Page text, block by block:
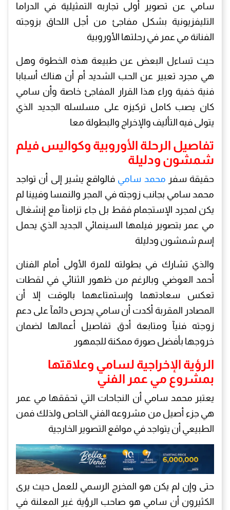
سامي عن تصوير أولى تجاربه التمثيلية في الدراما
التليفزيونية بشكل مفاجئ من أجل اللحاق بزوجته
الفنانة مي عمر في رحلتها الأوروبية
حيث تساءل البعض عن طبيعة هذه الخطوة وهل
هي مجرد تعبير عن الحب الشديد أم أن هناك أسبابا
فنية خفية وراء هذا القرار المفاجئ خاصة وأن سامي
كان يصب كامل تركيزه على مسلسله الجديد الذي
يتولى فيه التأليف والإخراج والبطولة معا
تفاصيل الرحلة الأوروبية وكواليس فيلم
شمشون ودليلة
حقيقة سفر محمد سامي فالواقع يشير إلى أن تواجد
محمد سامي بجانب زوجته في المجر والنمسا وفيينا لم
يكن لمجرد الإستجمام فقط بل جاء تزامنآ مع إنشغال
مي عمر بتصوير فيلمها السينمائي الجديد الذي يحمل
إسم شمشون ودليلة
والذي تشارك في بطولته للمرة الأولى أمام الفنان
أحمد العوضي وبالرغم من ظهور الثنائي في لقطات
تعكس سعادتهما وإستمتاعهما بالوقت إلا أن
المصادر المقربة أكدت أن سامي يحرص دائمآ على دعم
زوجته فنيآ ومتابعة أدق تفاصيل أعمالها لضمان
خروجها بأفضل صورة ممكنة للجمهور
الرؤية الإخراجية لسامي وعلاقتها
بمشروع مي عمر الفني
يعتبر محمد سامي أن النجاحات التي تحققها مي عمر
هي جزء أصيل من مشروعه الفني الخاص ولذلك فمن
الطبيعي أن يتواجد في مواقع التصوير الخارجية
حتى وإن لم يكن هو المخرج الرسمي للعمل حيث يرى
الكثيرون أن سامي هو صاحب الرؤية غير المعلنة في